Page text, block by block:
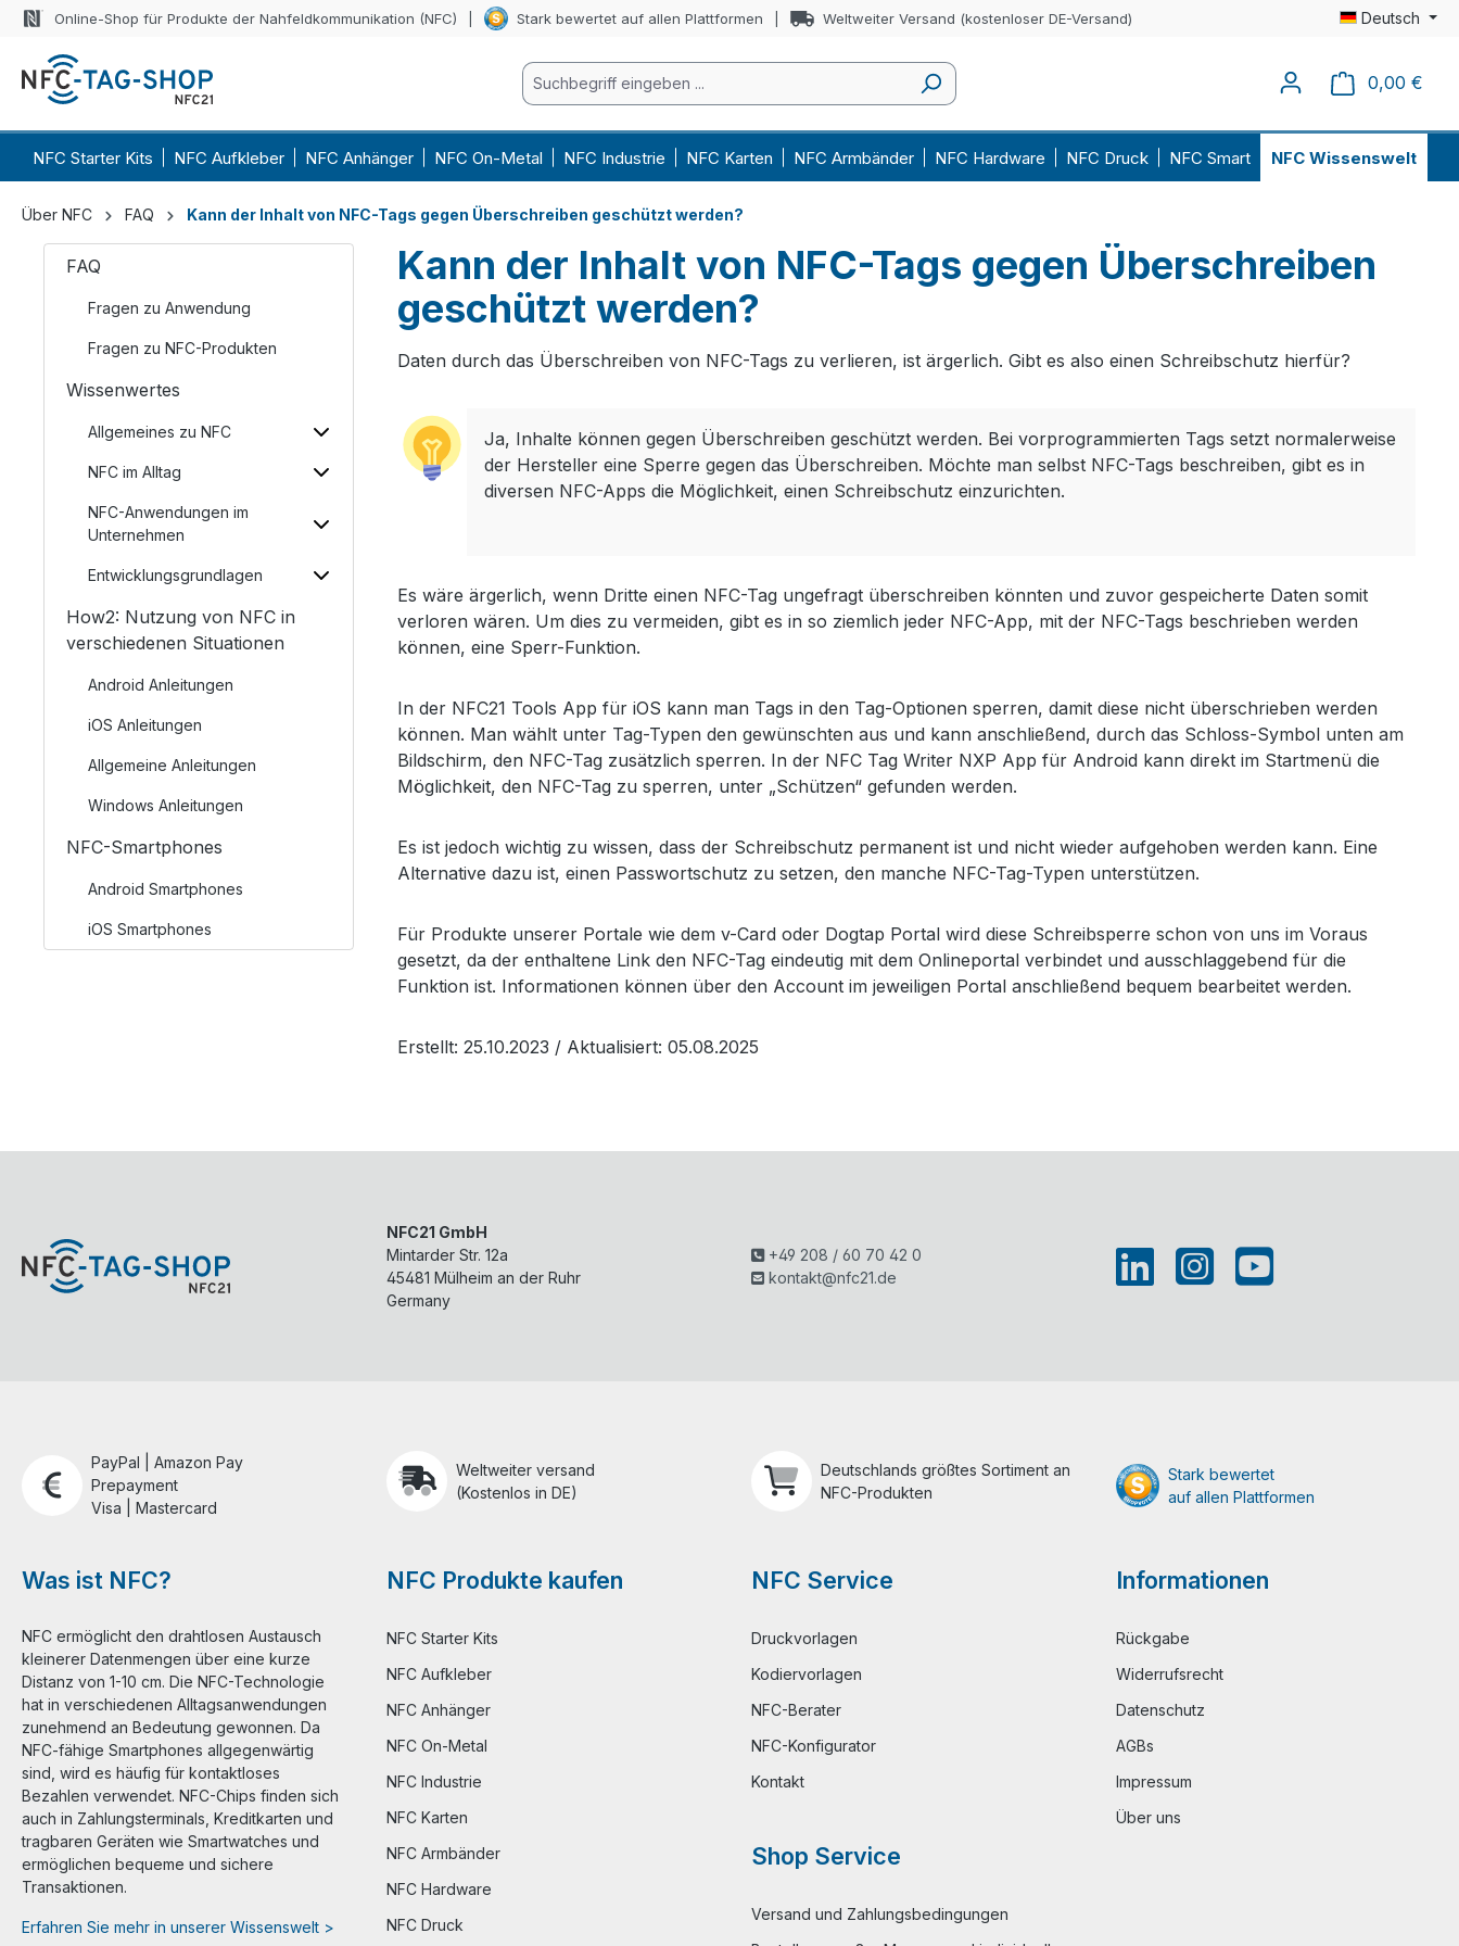
Online-Shop für Produkte der Nahfeldkommunikation (NFC) Stark bewertet auf allen Plattformen Weltweiter Versand (kostenloser DE-Versand) Deutsch
0,00 €
NFC Starter Kits NFC Aufkleber NFC Anhänger NFC On-Metal NFC Industrie NFC Karten NFC Armbänder NFC Hardware NFC Druck NFC Smart NFC Wissenswelt
Über NFC FAQ Kann der Inhalt von NFC-Tags gegen Überschreiben geschützt werden?
FAQ
Fragen zu Anwendung
Fragen zu NFC-Produkten
Wissenwertes
Allgemeines zu NFC
NFC im Alltag
NFC-Anwendungen im
Unternehmen
Entwicklungsgrundlagen
How2: Nutzung von NFC in
verschiedenen Situationen
Android Anleitungen
iOS Anleitungen
Allgemeine Anleitungen
Windows Anleitungen
NFC-Smartphones
Android Smartphones
iOS Smartphones
Kann der Inhalt von NFC-Tags gegen Überschreiben
geschützt werden?
Daten durch das Überschreiben von NFC-Tags zu verlieren, ist ärgerlich. Gibt es also einen Schreibschutz hierfür?
Ja, Inhalte können gegen Überschreiben geschützt werden. Bei vorprogrammierten Tags setzt normalerweise
der Hersteller eine Sperre gegen das Überschreiben. Möchte man selbst NFC-Tags beschreiben, gibt es in
diversen NFC-Apps die Möglichkeit, einen Schreibschutz einzurichten.
Es wäre ärgerlich, wenn Dritte einen NFC-Tag ungefragt überschreiben könnten und zuvor gespeicherte Daten somit
verloren wären. Um dies zu vermeiden, gibt es in so ziemlich jeder NFC-App, mit der NFC-Tags beschrieben werden
können, eine Sperr-Funktion.
In der NFC21 Tools App für iOS kann man Tags in den Tag-Optionen sperren, damit diese nicht überschrieben werden
können. Man wählt unter Tag-Typen den gewünschten aus und kann anschließend, durch das Schloss-Symbol unten am
Bildschirm, den NFC-Tag zusätzlich sperren. In der NFC Tag Writer NXP App für Android kann direkt im Startmenü die
Möglichkeit, den NFC-Tag zu sperren, unter „Schützen“ gefunden werden.
Es ist jedoch wichtig zu wissen, dass der Schreibschutz permanent ist und nicht wieder aufgehoben werden kann. Eine
Alternative dazu ist, einen Passwortschutz zu setzen, den manche NFC-Tag-Typen unterstützen.
Für Produkte unserer Portale wie dem v-Card oder Dogtap Portal wird diese Schreibsperre schon von uns im Voraus
gesetzt, da der enthaltene Link den NFC-Tag eindeutig mit dem Onlineportal verbindet und ausschlaggebend für die
Funktion ist. Informationen können über den Account im jeweiligen Portal anschließend bequem bearbeitet werden.
Erstellt: 25.10.2023 / Aktualisiert: 05.08.2025
NFC21 GmbH
Mintarder Str. 12a
45481 Mülheim an der Ruhr
Germany
+49 208 / 60 70 42 0
kontakt@nfc21.de
PayPal | Amazon Pay
Prepayment
Visa | Mastercard
Weltweiter versand
(Kostenlos in DE)
Deutschlands größtes Sortiment an
NFC-Produkten
Stark bewertet
auf allen Plattformen
Was ist NFC?
NFC ermöglicht den drahtlosen Austausch
kleinerer Datenmengen über eine kurze
Distanz von 1-10 cm. Die NFC-Technologie
hat in verschiedenen Alltagsanwendungen
zunehmend an Bedeutung gewonnen. Da
NFC-fähige Smartphones allgegenwärtig
sind, wird es häufig für kontaktloses
Bezahlen verwendet. NFC-Chips finden sich
auch in Zahlungsterminals, Kreditkarten und
tragbaren Geräten wie Smartwatches und
ermöglichen bequeme und sichere
Transaktionen.
Erfahren Sie mehr in unserer Wissenswelt >
NFC Produkte kaufen
NFC Starter Kits
NFC Aufkleber
NFC Anhänger
NFC On-Metal
NFC Industrie
NFC Karten
NFC Armbänder
NFC Hardware
NFC Druck
NFC Service
Druckvorlagen
Kodiervorlagen
NFC-Berater
NFC-Konfigurator
Kontakt
Shop Service
Versand und Zahlungsbedingungen
Informationen
Rückgabe
Widerrufsrecht
Datenschutz
AGBs
Impressum
Über uns